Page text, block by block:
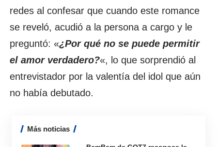
redes al confesar que cuando este romance
se reveló, acudió a la persona a cargo y le
preguntó: «¿Por qué no se puede permitir
el amor verdadero?«, lo que sorprendió al
entrevistador por la valentía del idol que aún
no había debutado.
Más noticias